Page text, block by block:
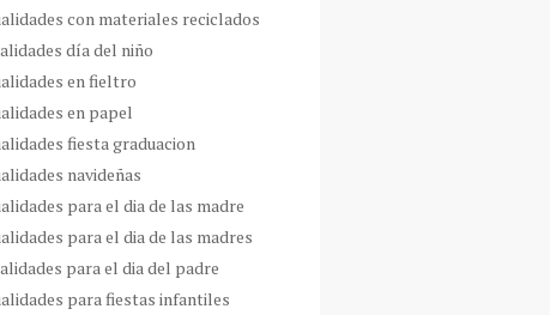
con materiales reciclados
día del niño
en fieltro
en papel
fiesta graduacion
navideñas
para el dia de las madre
para el dia de las madres
para el dia del padre
para fiestas infantiles